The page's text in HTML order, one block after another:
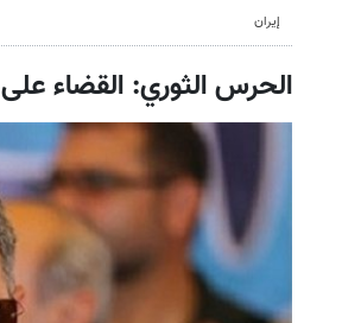
إيران
الحرس الثوري: القضاء على 8 خلايا ارهابية خلال الشهر الماضي